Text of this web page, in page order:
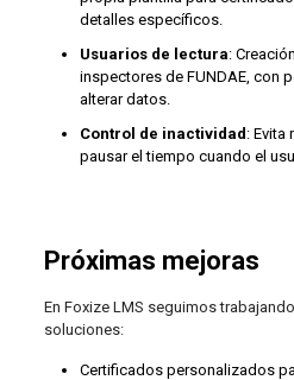
detalles específicos.
Usuarios de lectura:
inspectores de FUNDAE, con
alterar datos.
Control de inactividad : Evita
pausar el tiempo cuando el
Próximas mejoras
En Foxize LMS seguimos
soluciones:
Certificados personalizados